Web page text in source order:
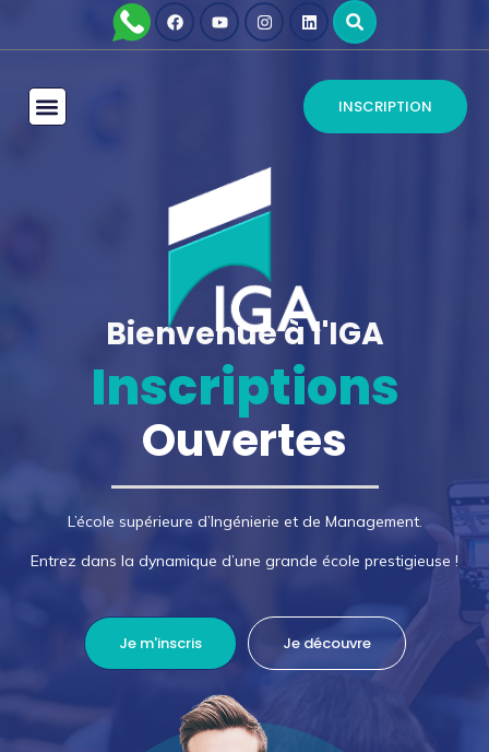
INSCRIPTION
Bienvenue à l'IGA
Inscriptions
Ouvertes
L’école supérieure d’Ingénierie et de Management.
Entrez dans la dynamique d’une grande école prestigieuse !
Je m'inscris Je découvre